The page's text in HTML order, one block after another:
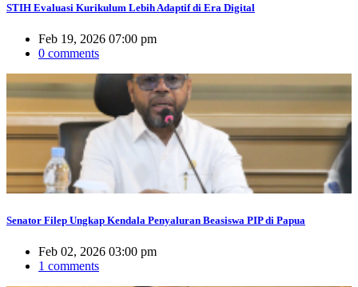
STIH Evaluasi Kurikulum Lebih Adaptif di Era Digital
Feb 19, 2026 07:00 pm
0 comments
Senator Filep Ungkap Kendala Penyaluran Beasiswa PIP di Papua
Feb 02, 2026 03:00 pm
1 comments